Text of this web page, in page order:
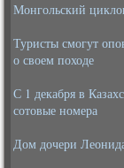
Монгольский
Туристы смогут
о своем походе
С 1 декабря в
сотовые номера
Дом дочери